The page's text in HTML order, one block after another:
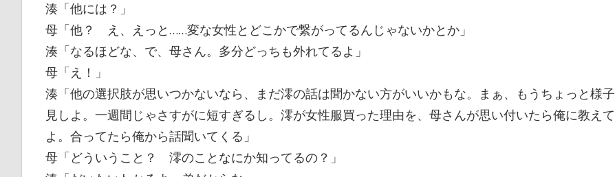
湊「他には？」
母「他？ え、えっと……変な女性とどこかで繋がってるんじゃないかとか」
湊「なるほどな、で、母さん。多分どっちも外れてるよ」
母「え！」
湊「他の選択肢が思いつかないなら、まだ澪の話は聞かない方がいいかもな。まぁ、もうちょっと様子
見しよ。一週間じゃさすがに短すぎるし。澪が女性服買った理由を、母さんが思い付いたら俺に教えて
よ。合ってたら俺から話聞いてくる」
母「どういうこと？ 澪のことなにか知ってるの？」